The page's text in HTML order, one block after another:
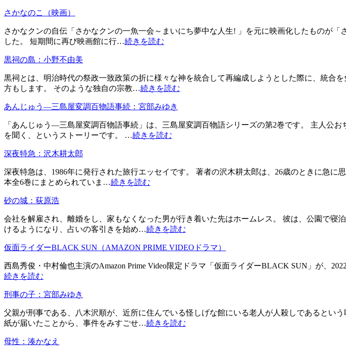
さかなのこ（映画）
さかなクンの自伝「さかなクンの一魚一会～まいにち夢中な人生! 」を元に映画化したものが
した。 短期間に再び映画館に行…続きを読む
黒祠の島：小野不由美
黒祠とは、明治時代の祭政一致政策の折に様々な神を統合して再編成しようとした際に、統合
方もします。 そのような独自の宗教…続きを読む
あんじゅう―三島屋変調百物語事続：宮部みゆき
「あんじゅう―三島屋変調百物語事続」は、三島屋変調百物語シリーズの第2巻です。 主人公
を聞く、というストーリーです。 …続きを読む
深夜特急：沢木耕太郎
深夜特急は、1986年に発行された旅行エッセイです。 著者の沢木耕太郎は、26歳のときに急
本全6巻にまとめられていま…続きを読む
砂の城：荻原浩
会社を解雇され、離婚をし、家もなくなった男が行き着いた先はホームレス。 彼は、公園で
けるようになり、占いの客引きを始め…続きを読む
仮面ライダーBLACK SUN（AMAZON PRIME VIDEOドラマ）
西島秀俊・中村倫也主演のAmazon Prime Video限定ドラマ「仮面ライダーBLACK SUN」が、
続きを読む
刑事の子：宮部みゆき
父親が刑事である、八木沢順が、近所に住んでいる怪しげな館にいる老人が人殺しであるとい
紙が届いたことから、事件をみすごせ…続きを読む
母性：湊かなえ